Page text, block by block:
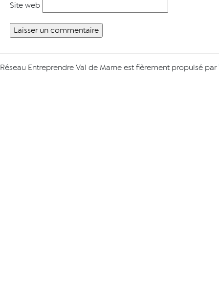
Site web
Réseau Entreprendre Val de Marne est fièrement propulsé par